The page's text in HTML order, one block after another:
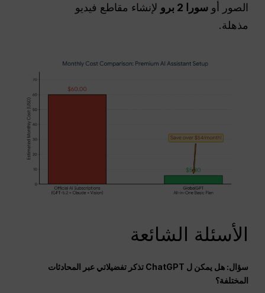
الصور أوسورا 2 برو
لإنشاء مقاطع فيديو
مذهلة.
الأسئلة الشائعة
سؤال: هل يمكن ل ChatGPT تذكر تفضيلاتي عبر المحادثات
المختلفة؟